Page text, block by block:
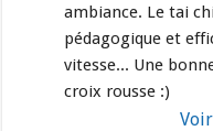
ambiance. Le tai
pédagogique et
vitesse... Une
croix rousse :)